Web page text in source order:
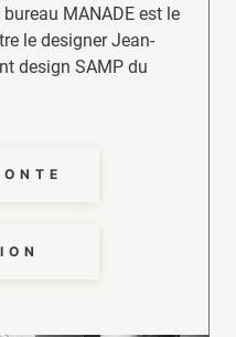
MANADE est le
le designer Jean-
design SAMP du